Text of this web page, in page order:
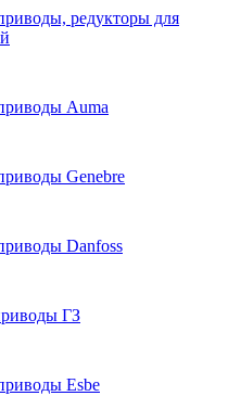
редукторы для
Auma
Genebre
Danfoss
ГЗ
Esbe